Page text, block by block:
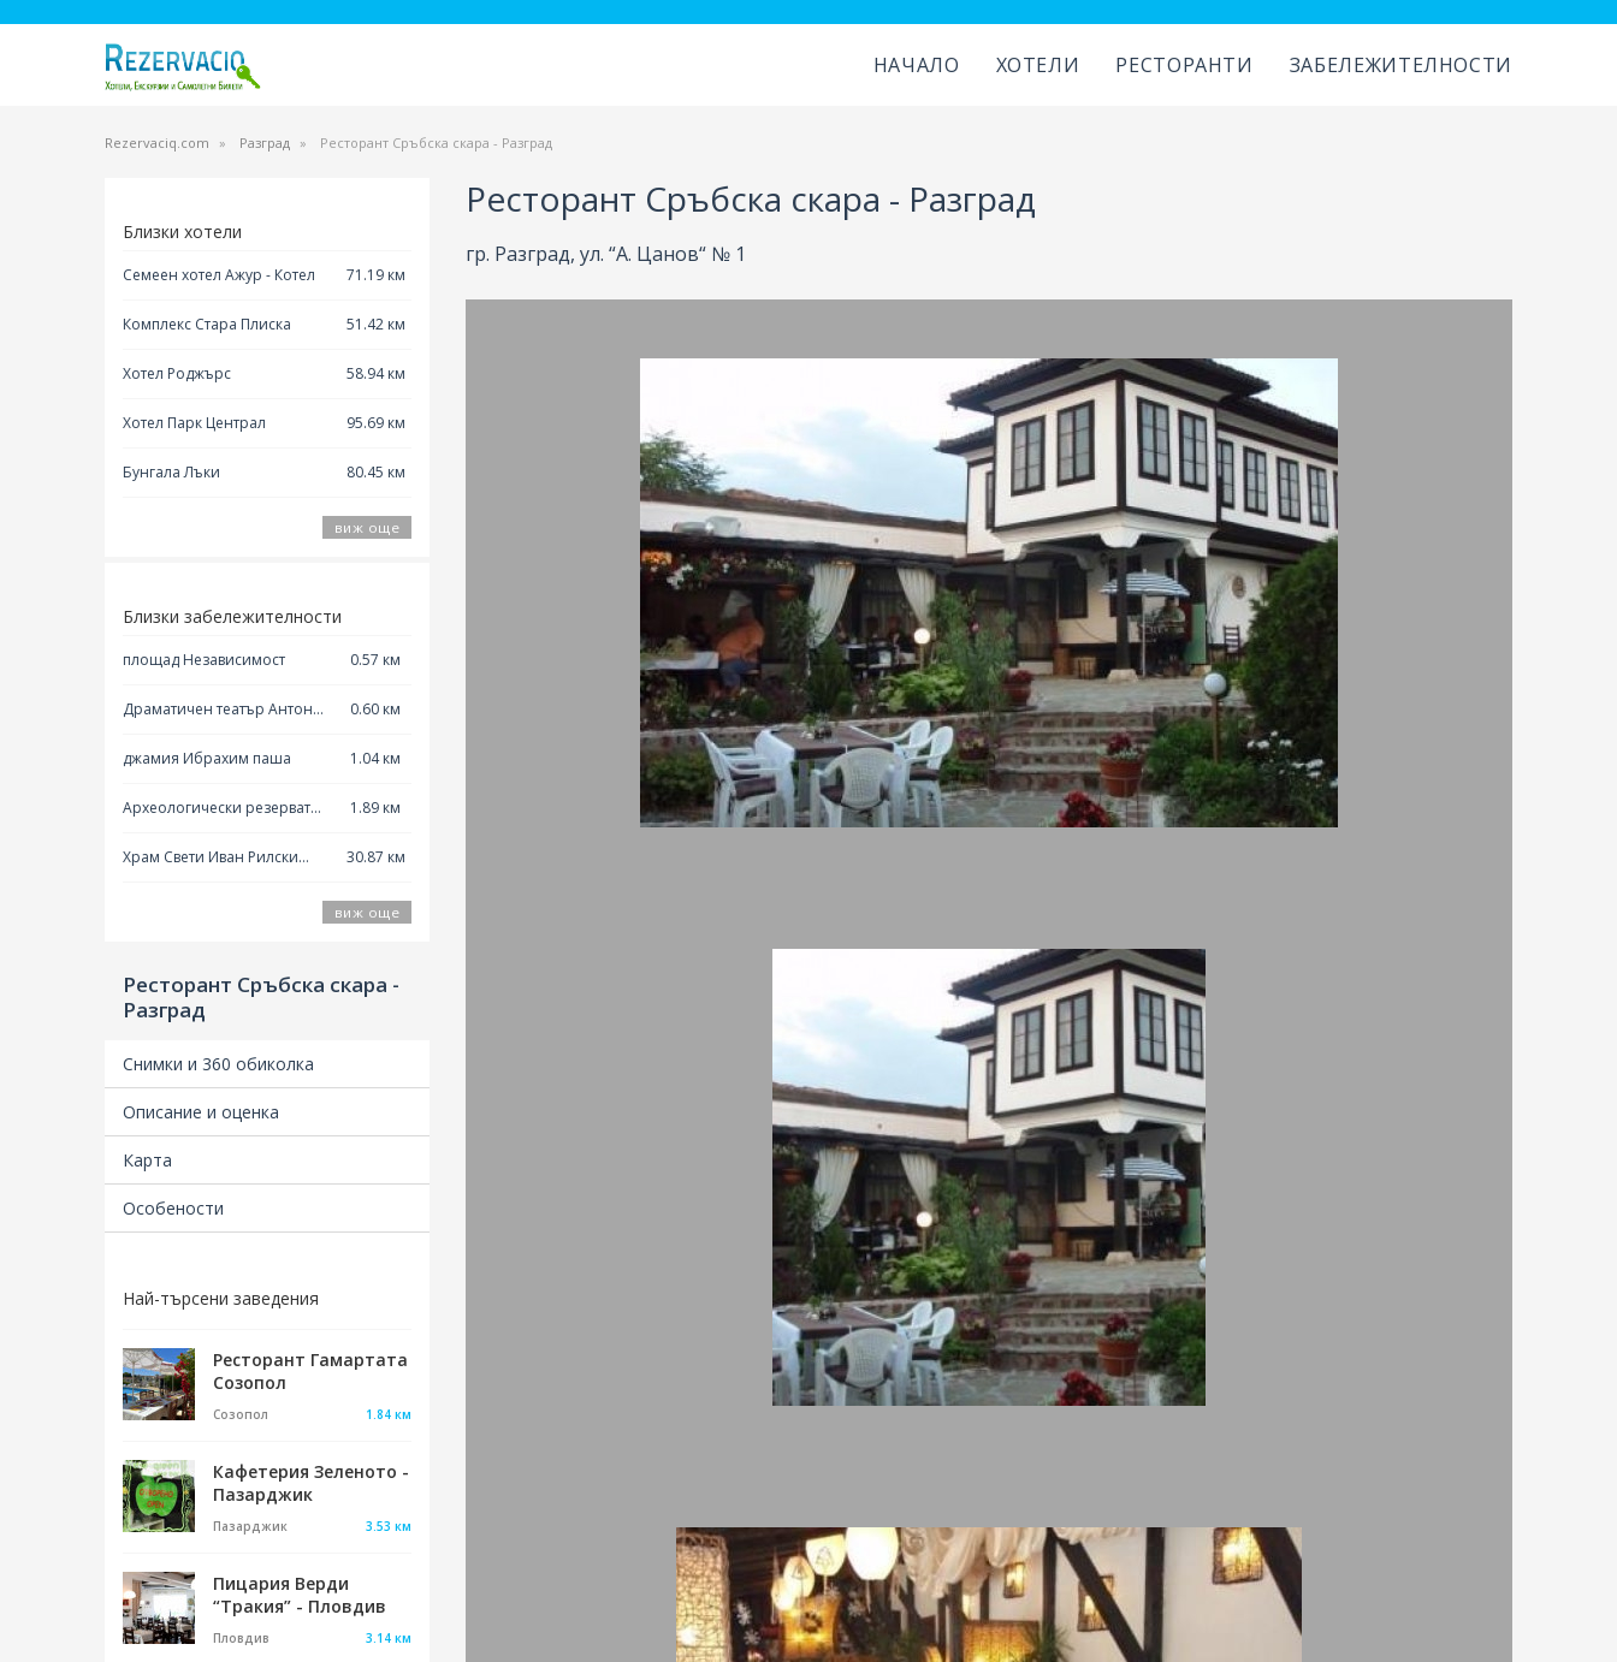
НАЧАЛО ХОТЕЛИ РЕСТОРАНТИ ЗАБЕЛЕЖИТЕЛНОСТИ
Rezervaciq.com Разград Ресторант Сръбска скара - Разград
Близки хотели
Семеен хотел Ажур - Котел 71.19 км
Комплекс Стара Плиска 51.42 км
Хотел Роджърс 58.94 км
Хотел Парк Централ 95.69 км
Бунгала Лъки 80.45 км
виж още
Близки забележителности
площад Независимост 0.57 км
Драматичен театър Антон
0.60 км
джамия Ибрахим паша 1.04 км
Археологически резерват
1.89 км
Храм Свети Иван Рилски
30.87 км
виж още
Ресторант Сръбска скара -
Разград
Снимки и 360 обиколка
Описание и оценка
Карта
Особености
Най-търсени заведения
Ресторант Гамартата
Созопол
Созопол 1.84 км
Кафетерия Зеленото -
Пазарджик
Пазарджик 3.53 км
Пицария Верди
“Тракия” - Пловдив
Пловдив 3.14 км
Ресторант Сръбска скара - Разград
гр. Разград, ул. “А. Цанов“ № 1